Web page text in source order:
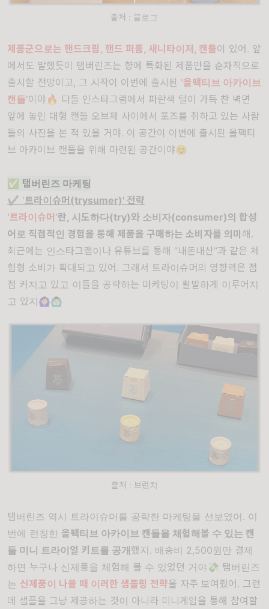
출처 : 블로그
제품군으로는 핸드크림, 핸드 퍼퓸, 새니타이저, 캔들이 있어. 앞
에서도 말했듯이 탬버린즈는 향에 특화된 제품만을 순차적으로
출시할 전망이고, 그 시작이 이번에 출시된 ‘올팩티브 아카이브
캔들’이야🔥 다들 인스타그램에서 파란색 털이 가득 찬 벽면
앞에 놓인 대형 캔들 오브제 사이에서 포즈를 취하고 있는 사람
들의 사진을 본 적 있을 거야. 이 공간이 이번에 출시된 올팩티
브 아카이브 캔들을 위해 마련된 공간이야😊
✅ 탬버린즈 마케팅
✔️ '트라이슈머(trysumer)' 전략
‘트라이슈머’란, 시도하다(try)와 소비자(consumer)의 합성
어로 직접적인 경험을 통해 제품을 구매하는 소비자를 의미 해.
최근에는 인스타그램이나 유튜브를 통해 “내돈내산”과 같은 체
험형 소비가 확대되고 있어. 그래서 트라이슈머의 영향력은 점
점 커지고 있고 이들을 공략하는 마케팅이 활발하게 이루어지
고 있지🙆🏻‍♀️🙆🏻‍♂️
출처 : 브런치
탬버린즈 역시 트라이슈머를 공략한 마케팅을 선보였어. 이
번에 런칭한 올팩티브 아카이브 캔들을 체험해볼 수 있는 캔
들 미니 트라이얼 키트를 공개했지. 배송비 2,500원만 결제
하면 누구나 신제품을 체험해 볼 수 있었던 거야💸 탬버린즈
는 신제품이 나올 때 이러한 샘플링 전략을 자주 보여줬어. 그런
데 샘플을 그냥 제공하는 것이 아니라 미니게임을 통해 참여할